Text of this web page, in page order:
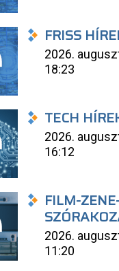
FRISS
2026.
18:23
TECH
2026.
16:12
FILM-
2026.
11:20